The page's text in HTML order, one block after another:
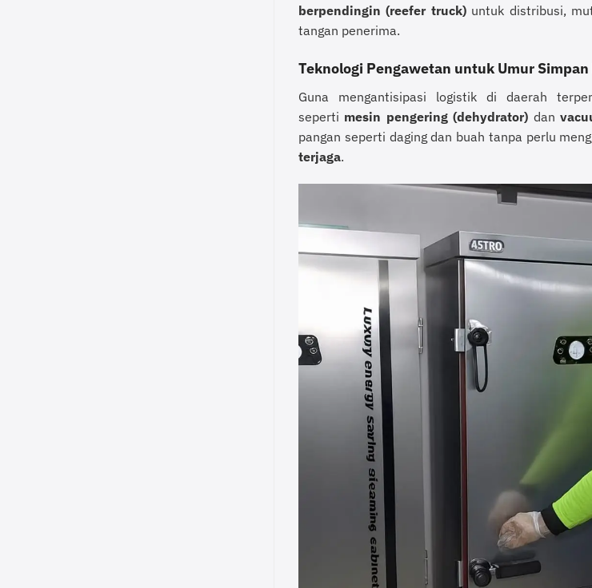
berpendingin (reefer truck)untuk distribusi,
tangan penerima.
Teknologi Pengawetan untuk Umur
Guna mengantisipasi logistik di daerah
seperti mesin pengering (dehydrator) dan
pangan seperti daging dan buah tanpa perlu
terjaga.